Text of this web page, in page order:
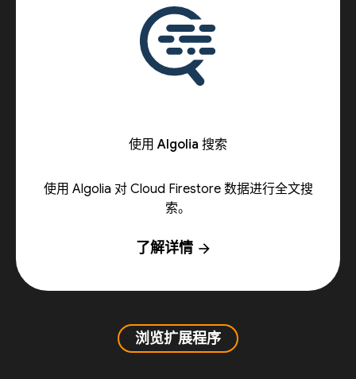
使用 Algolia 搜索
使用 Algolia 对 Cloud Firestore 数据进行全文搜
索。
了解详情 arrow_forward
浏览扩展程序